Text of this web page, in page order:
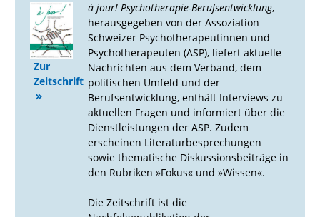
Zur
Zeitschrift
à jour! Psychotherapie-Berufsentwicklung,
herausgegeben von der Assoziation
Schweizer Psychotherapeutinnen und
Psychotherapeuten (ASP), liefert aktuelle
Nachrichten aus dem Verband, dem
politischen Umfeld und der
Berufsentwicklung, enthält Interviews zu
aktuellen Fragen und informiert über die
Dienstleistungen der ASP. Zudem
erscheinen Literaturbesprechungen
sowie thematische Diskussionsbeiträge in
den Rubriken »Fokus« und »Wissen«.
Die Zeitschrift ist die